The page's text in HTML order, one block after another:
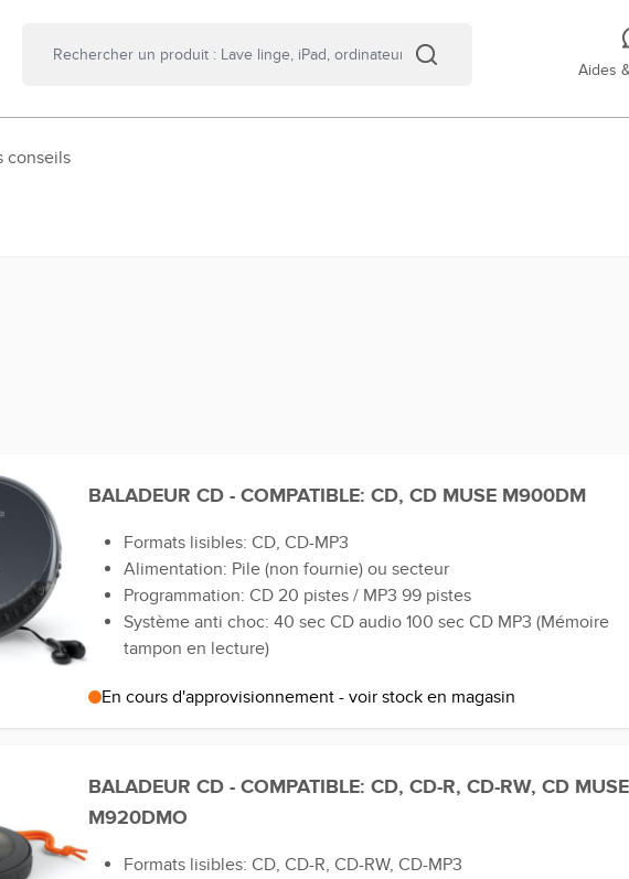
Aides
conseils
BALADEUR CD - COMPATIBLE: CD, CD MUSE M900DM
Formats lisibles: CD, CD-MP3
Alimentation: Pile (non fournie) ou secteur
Programmation: CD 20 pistes / MP3 99 pistes
Système anti choc: 40 sec CD audio 100 sec CD MP3 (Mémoire
tampon en lecture)
En cours d'approvisionnement - voir stock en magasin
BALADEUR CD - COMPATIBLE: CD, CD-R, CD-RW, CD MUSE
M920DMO
Formats lisibles: CD, CD-R, CD-RW, CD-MP3